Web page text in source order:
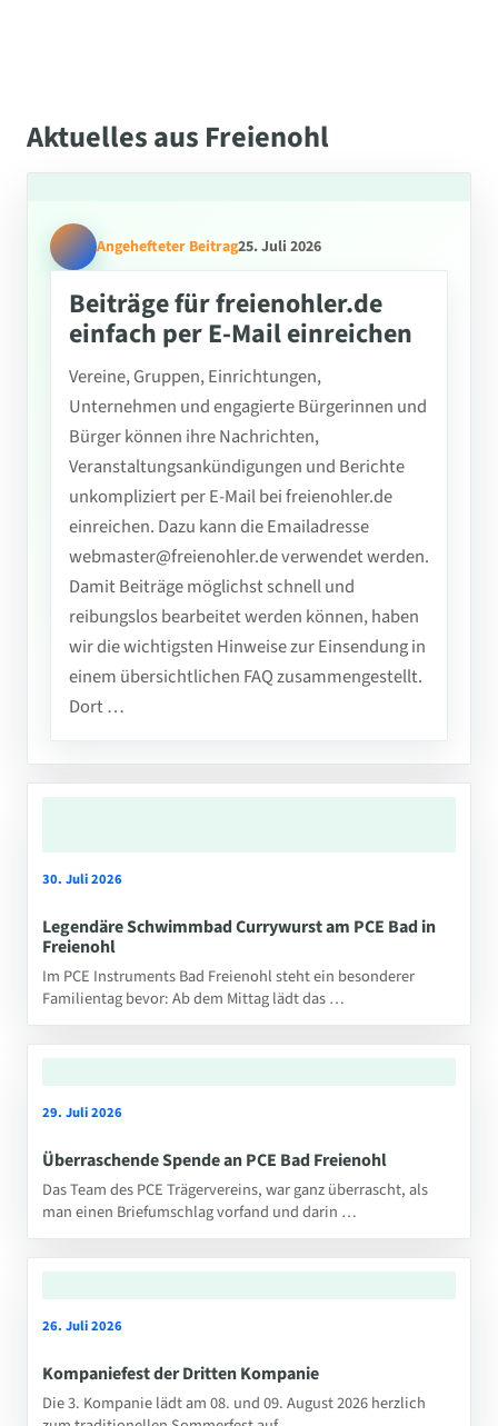
Aktuelles aus Freienohl
Angehefteter Beitrag25. Juli 2026
Beiträge für freienohler.de
einfach per E-Mail einreichen
Vereine, Gruppen, Einrichtungen,
Unternehmen und engagierte Bürgerinnen und
Bürger können ihre Nachrichten,
Veranstaltungsankündigungen und Berichte
unkompliziert per E-Mail bei freienohler.de
einreichen. Dazu kann die Emailadresse
webmaster@freienohler.de verwendet werden.
Damit Beiträge möglichst schnell und
reibungslos bearbeitet werden können, haben
wir die wichtigsten Hinweise zur Einsendung in
einem übersichtlichen FAQ zusammengestellt.
Dort …
30. Juli 2026
Legendäre Schwimmbad Currywurst am PCE Bad in
Freienohl
Im PCE Instruments Bad Freienohl steht ein besonderer
Familientag bevor: Ab dem Mittag lädt das …
29. Juli 2026
Überraschende Spende an PCE Bad Freienohl
Das Team des PCE Trägervereins, war ganz überrascht, als
man einen Briefumschlag vorfand und darin …
26. Juli 2026
Kompaniefest der Dritten Kompanie
Die 3. Kompanie lädt am 08. und 09. August 2026 herzlich